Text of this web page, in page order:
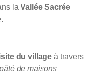
la Vallée Sacrée
du village à travers
de maisons